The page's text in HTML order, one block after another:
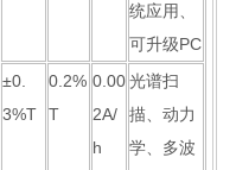
统应用、
可升级PC
±0.
3%T
0.2%
T
0.00
2A/
h
光谱扫
描、动力
学、多波